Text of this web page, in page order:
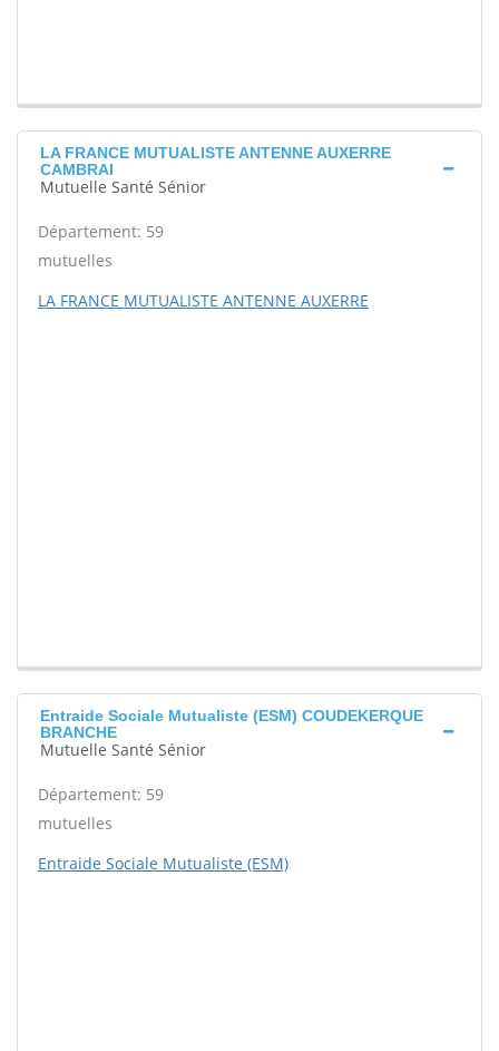
LA FRANCE MUTUALISTE ANTENNE AUXERRE
CAMBRAI
Mutuelle Santé Sénior
Département: 59
mutuelles
LA FRANCE MUTUALISTE ANTENNE AUXERRE
Entraide Sociale Mutualiste (ESM) COUDEKERQUE
BRANCHE
Mutuelle Santé Sénior
Département: 59
mutuelles
Entraide Sociale Mutualiste (ESM)